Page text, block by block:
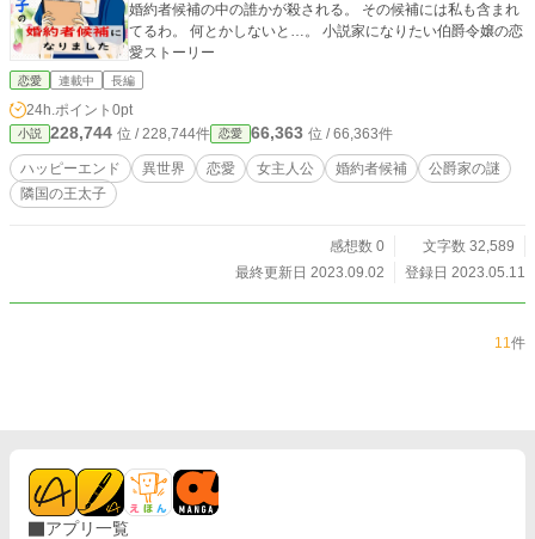
婚約者候補の中の誰かが殺される。 その候補には私も含まれ
てるわ。 何とかしないと…。 小説家になりたい伯爵令嬢の恋
愛ストーリー
恋愛 連載中 長編
24h.ポイント 0pt
小説 228,744 位 / 228,744件 恋愛 66,363 位 / 66,363件
ハッピーエンド 異世界 恋愛 女主人公 婚約者候補
公爵家の謎
隣国の王太子
感想数 0
文字数 32,589
最終更新日 2023.09.02
登録日 2023.05.11
11件
アプリ一覧